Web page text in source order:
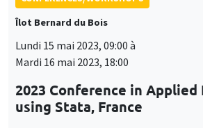
Îlot Bernard du Bois
Lundi 15 mai 2023, 09:00 à
Mardi 16 mai 2023, 18:00
2023 Conference in Applied
using Stata, France